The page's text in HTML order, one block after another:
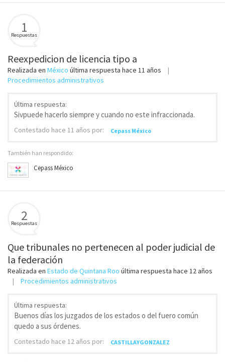
1
Respuestas
Reexpedicion de licencia tipo a
Realizada en México última respuesta hace 11 años
Procedimientos administrativos
Última respuesta:
Sivpuede hacerlo siempre y cuando no este infraccionada.
Contestado hace 11 años por: Cepass México
También han respondido:
Cepass México
2
Respuestas
Que tribunales no pertenecen al poder judicial de
la federación
Realizada en Estado de Quintana Roo última respuesta hace 12 años
Procedimientos administrativos
Última respuesta:
Buenos días los juzgados de los estados o del fuero común
quedo a sus órdenes.
Contestado hace 12 años por: CASTILLAYGONZALEZ